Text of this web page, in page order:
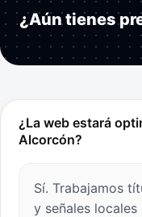
¿Aún tienes
¿La web estará
Alcorcón?
Sí. Trabajamos
y señales